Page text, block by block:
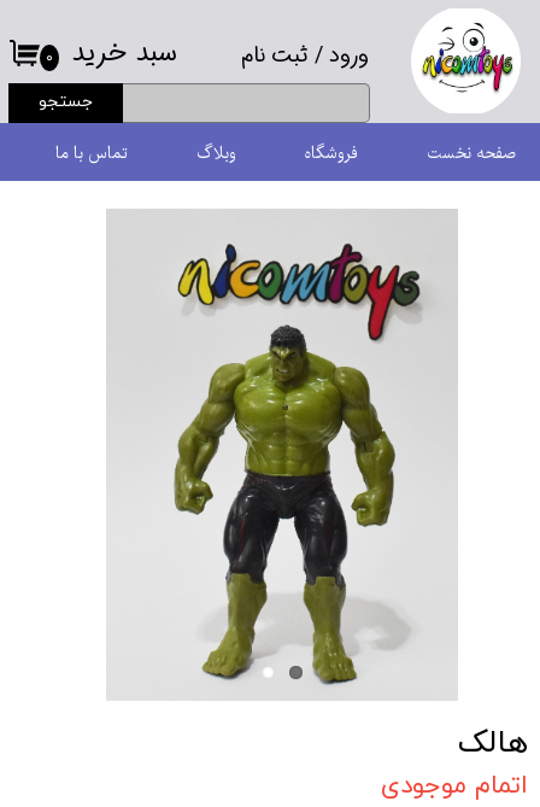
ورود/ ثبت نام
حساب کاربری من
تغییر گذر واژه
سفارشات
جستجو
۰ سبد خرید
صفحه نخست فروشگاه وبلاگ تماس با ما
هالک
اتمام موجودی